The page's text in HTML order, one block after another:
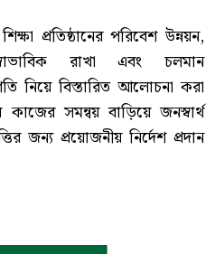
প্রতিষ্ঠানের পরিবেশ উন্নয়ন,
রাখা এবং চলমান
নিয়ে বিস্তারিত আলোচনা করা
সমন্বয় বাড়িয়ে জনস্বার্থ
জন্য প্রয়োজনীয় নির্দেশ প্রদান